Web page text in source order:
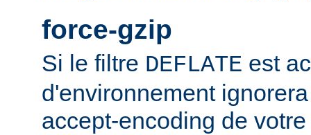
force-gzip
Si le filtre DEFLATE est
d'environnement
accept-encoding de